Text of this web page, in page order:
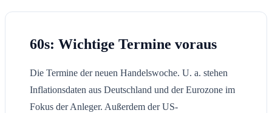
60s: Wichtige Termine voraus
Die Termine der neuen Handelswoche. U. a. stehen
Inflationsdaten aus Deutschland und der Eurozone im
Fokus der Anleger. Außerdem der US-